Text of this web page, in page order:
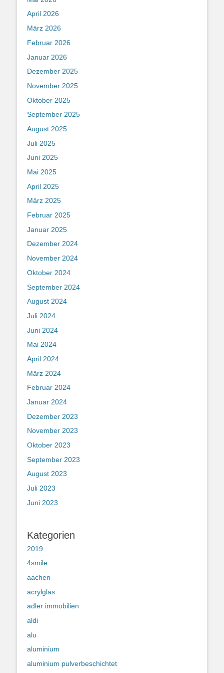
April 2026
März 2026
Februar 2026
Januar 2026
Dezember 2025
November 2025
Oktober 2025
September 2025
August 2025
Juli 2025
Juni 2025
Mai 2025
April 2025
März 2025
Februar 2025
Januar 2025
Dezember 2024
November 2024
Oktober 2024
September 2024
August 2024
Juli 2024
Juni 2024
Mai 2024
April 2024
März 2024
Februar 2024
Januar 2024
Dezember 2023
November 2023
Oktober 2023
September 2023
August 2023
Juli 2023
Juni 2023
Kategorien
2019
4smile
aachen
acrylglas
adler immobilien
aldi
alu
aluminium
aluminium pulverbeschichtet